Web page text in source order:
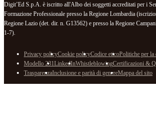
Digit’Ed S.p.A. è iscritto all'Albo dei soggetti accreditati per i
Formazione Professionale presso la Regione Lombardia
Regione Lazio (det. dir. n. G13562) e presso la Regione
1-7).
Privacy policyCookie policyCodice eticoPolitiche per la
Modello 231LinkedInWhistleblowingCertificazioni &
TrasparenzaInclusione e parità di genereMappa del sito